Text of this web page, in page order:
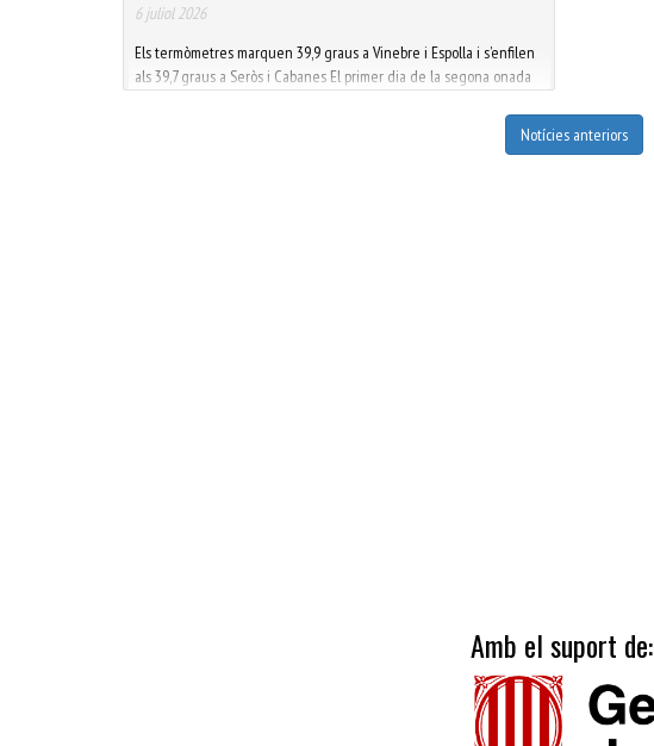
6 juliol 2026
Els termòmetres marquen 39,9 graus a Vinebre i Espolla i s’enfilen
als 39,7 graus a Seròs i Cabanes El primer dia de la segona onada
Ponent, el litoral gironí o l’interior de les Terres de l’Ebre. SegonsNotícies anteriors
Amb el suport de: